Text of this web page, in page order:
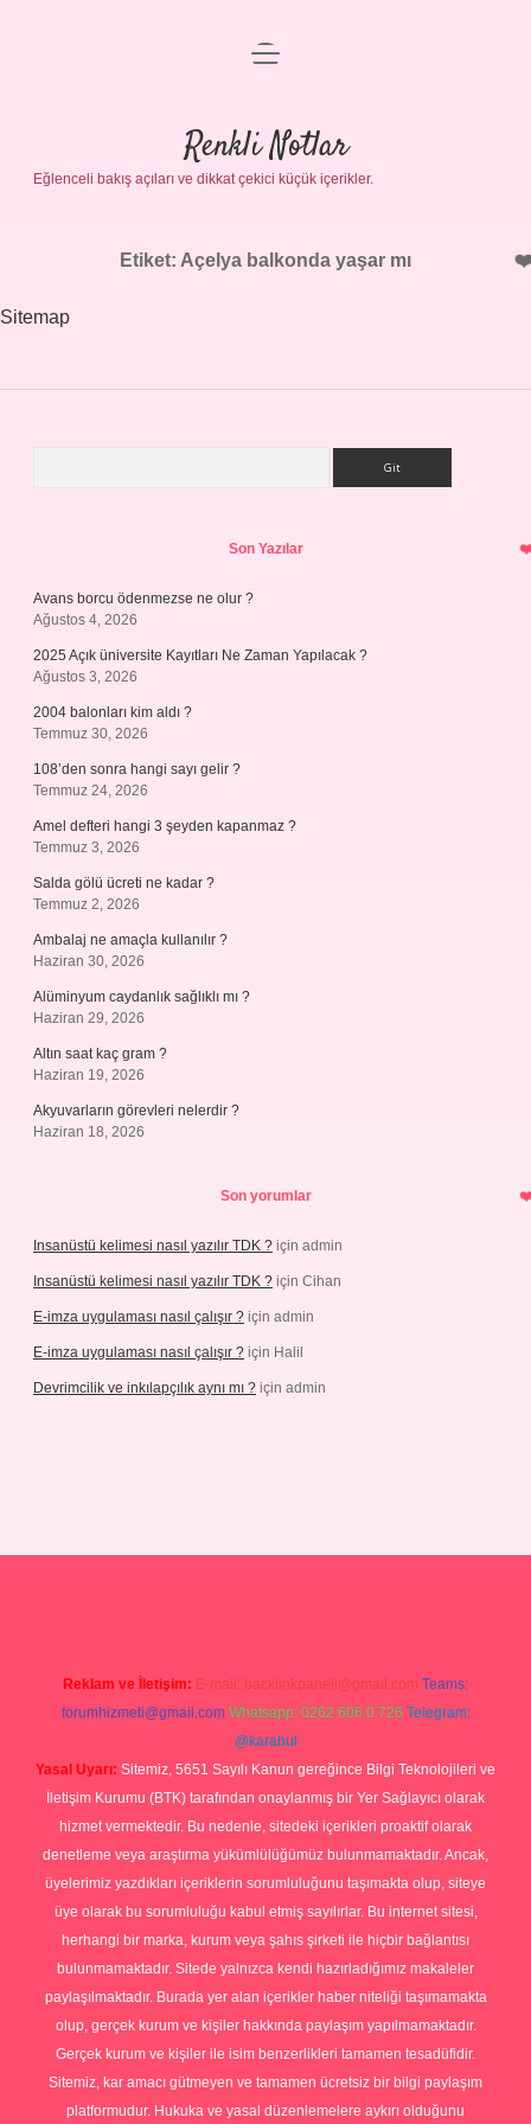
Gizlilik Politikası
Yasal Uyarı
menüyü
Renkli Notlar
Eğlenceli bakış açıları ve dikkat çekici küçük içerikler.
Etiket: Açelya balkonda yaşar mı
Sitemap
Son Yazılar
Avans borcu ödenmezse ne olur ?
Ağustos 4, 2026
2025 Açık üniversite Kayıtları Ne Zaman Yapılacak ?
Ağustos 3, 2026
2004 balonları kim aldı ?
Temmuz 30, 2026
108’den sonra hangi sayı gelir ?
Temmuz 24, 2026
Amel defteri hangi 3 şeyden kapanmaz ?
Temmuz 3, 2026
Salda gölü ücreti ne kadar ?
Temmuz 2, 2026
Ambalaj ne amaçla kullanılır ?
Haziran 30, 2026
Alüminyum caydanlık sağlıklı mı ?
Haziran 29, 2026
Altın saat kaç gram ?
Haziran 19, 2026
Akyuvarların görevleri nelerdir ?
Haziran 18, 2026
Son yorumlar
Insanüstü kelimesi nasıl yazılır TDK ? için admin
Insanüstü kelimesi nasıl yazılır TDK ? için Cihan
E-imza uygulaması nasıl çalışır ? için admin
E-imza uygulaması nasıl çalışır ? için Halil
Devrimcilik ve inkılapçılık aynı mı ? için admin
Reklam ve İletişim: E-mail: backlinkpaneli@gmail.com Teams:
forumhizmeti@gmail.com Whatsapp: 0262 606 0 726 Telegram:
@karabul
Yasal Uyarı: Sitemiz, 5651 Sayılı Kanun gereğince Bilgi Teknolojileri ve
İletişim Kurumu (BTK) tarafından onaylanmış bir Yer Sağlayıcı olarak
hizmet vermektedir. Bu nedenle, sitedeki içerikleri proaktif olarak
denetleme veya araştırma yükümlülüğümüz bulunmamaktadır. Ancak,
üyelerimiz yazdıkları içeriklerin sorumluluğunu taşımakta olup, siteye
üye olarak bu sorumluluğu kabul etmiş sayılırlar. Bu internet sitesi,
herhangi bir marka, kurum veya şahıs şirketi ile hiçbir bağlantısı
bulunmamaktadır. Sitede yalnızca kendi hazırladığımız makaleler
paylaşılmaktadır. Burada yer alan içerikler haber niteliği taşımamakta
olup, gerçek kurum ve kişiler hakkında paylaşım yapılmamaktadır.
Gerçek kurum ve kişiler ile isim benzerlikleri tamamen tesadüfidir.
Sitemiz, kar amacı gütmeyen ve tamamen ücretsiz bir bilgi paylaşım
platformudur. Hukuka ve yasal düzenlemelere aykırı olduğunu